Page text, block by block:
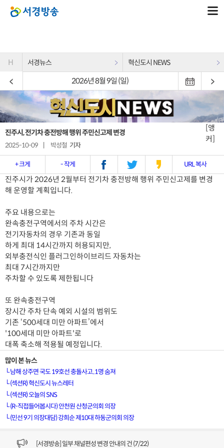
H 서경뉴스 혁신도시 NEWS
2026년 8월 9일 (일)
진주시, 전기차 충전방해 행위 주민신고제 변경
2025-10-09 박성철 기자
+ 크게 - 작게 URL 복사
[앵
커]
진주시가 2026년 2월부터 전기차 충전방해 행위 주민신고제를 변경
해 운영할 계획입니다.
주요 내용으로는
완속충전구역에서의 주차 시간은
전기자동차의 경우 기존과 동일
하게 최대 14시간까지 허용되지만,
외부충전식인 플러그인하이브리드 자동차는
최대 7시간까지만
주차할 수 있도록 제한됩니다
또 완속충전구역
장시간 주차 단속 예외 시설의 범위도
기존 ‘500세대 미만 아파트’에서
'100세대 미만 아파트'로
대폭 축소해 적용될 예정입니다.
많이 본 뉴스
└남해 상주면 국도 19호선 충돌사고..1명 숨져
└(섹션R) 혁신도시 뉴스레터
└(섹션R) 오늘의 SNS
└(R-직접들어봅시다) 안천원 산청군의회 의장
└(민선 9기 의장대담) 강희순 제10대 하동군의회 의장
[VOD공지] 청춘초이스 이용금액 변경 안내
[서경방송] 일부 채널편성 변경 안내의 건 (7/22)